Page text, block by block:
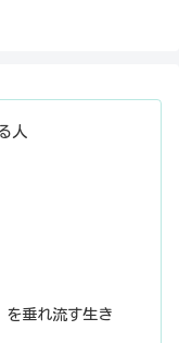
人
を垂れ流す生き